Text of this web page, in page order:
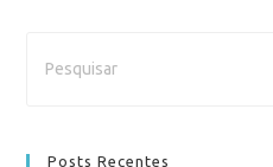
Posts Recentes